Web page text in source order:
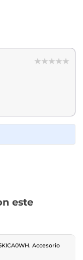
este
Accesorio